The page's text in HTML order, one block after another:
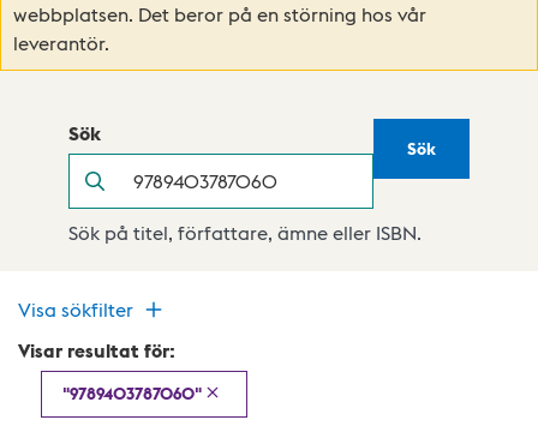
webbplatsen. Det beror på en störning hos vår
leverantör.
Sök
Sök
Sök på titel, författare, ämne eller ISBN.
Visa sökfilter
Visar resultat för:
"9789403787060"